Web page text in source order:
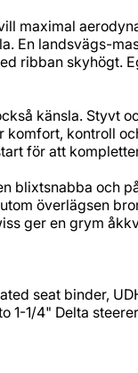
maximal
En landsvägs-
ribban skyhögt.
känsla. Styvt
komfort, kontroll
för att
blixtsnabba och
överlägsen
ger en grym
seat binder,
1-1/4" Delta